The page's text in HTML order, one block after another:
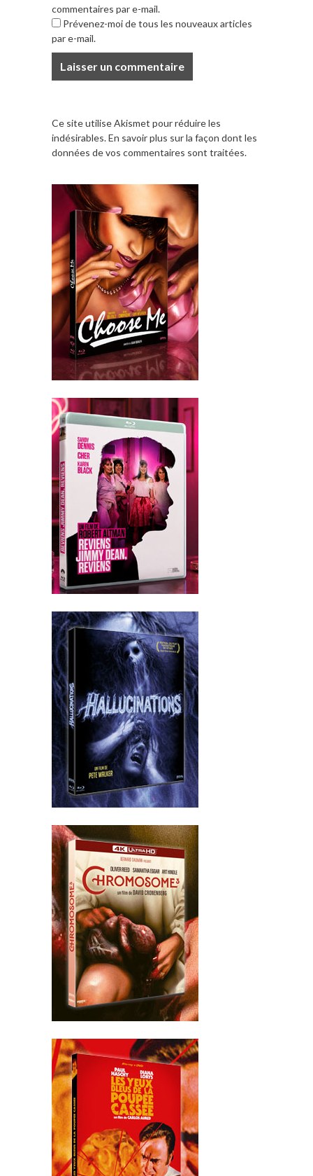
commentaires par e-mail.
Prévenez-moi de tous les nouveaux articles
par e-mail.
Ce site utilise Akismet pour réduire les
indésirables.En savoir plus sur la façon dont les
données de vos commentaires sont traitées.